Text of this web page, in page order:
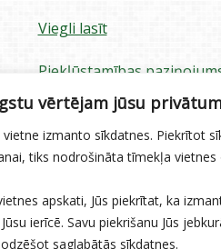
vērtējam jūsu
izmanto sīkdatnes. Piekrītot
tiks nodrošināta tīmekļa vietnes
apskati, Jūs piekrītat, ka
ierīcē. Savu piekrišanu Jūs
saglabātās sīkdatnes.
Viegli lasīt
Piekļūstamības
Sīkdatņu izmantošana
Privātuma politika
Ētikas kodekss